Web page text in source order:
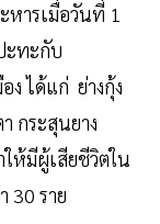
หารเมื่อวันที่ 1
ะทะกับ
ง ได้แก่ ย่างกุ้ง
กระสุนยาง
ห้มีผู้เสียชีวิตใน
30 ราย